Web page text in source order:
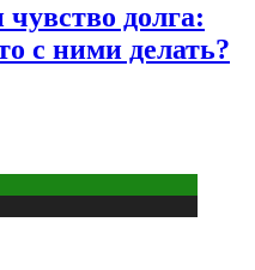
долга:
с ними делать?